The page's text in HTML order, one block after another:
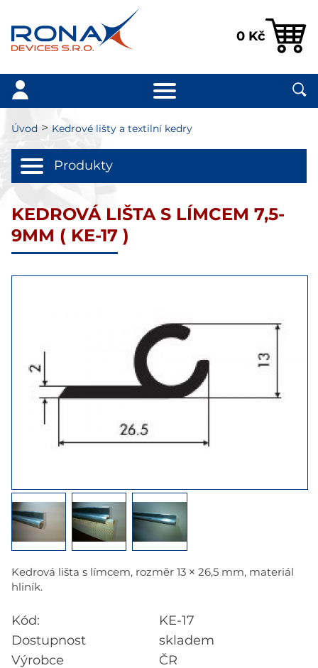
0 Kč
Úvod > Kedrové lišty a textilní kedry
Produkty
KEDROVÁ LIŠTA S LÍMCEM 7,5-
9MM ( KE-17 )
Kedrová lišta s límcem, rozměr 13 × 26,5 mm, materiál
hliník.
Kód:
KE-17
Dostupnost
skladem
Výrobce
ČR